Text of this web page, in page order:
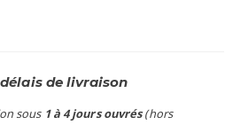
de livraison
sous 1 à 4 jours ouvrés(hors